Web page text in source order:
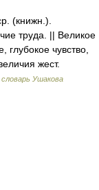
(книжн.).
труда. || Великое
глубокое чувство,
жест.
Ушакова